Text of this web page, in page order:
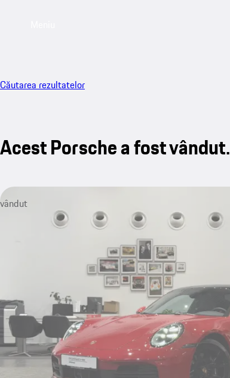
Căutarea rezultatelor
Acest Porsche a fost vândut.
vândut